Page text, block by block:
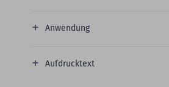
Anwendung
Aufdrucktext